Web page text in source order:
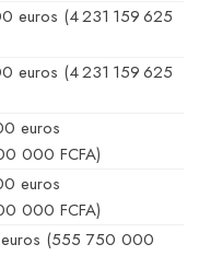
euros (4 231 159 625
euros (4 231 159 625
euros
000 FCFA)
euros
000 FCFA)
(555 750 000